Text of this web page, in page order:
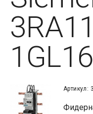
Артикул: